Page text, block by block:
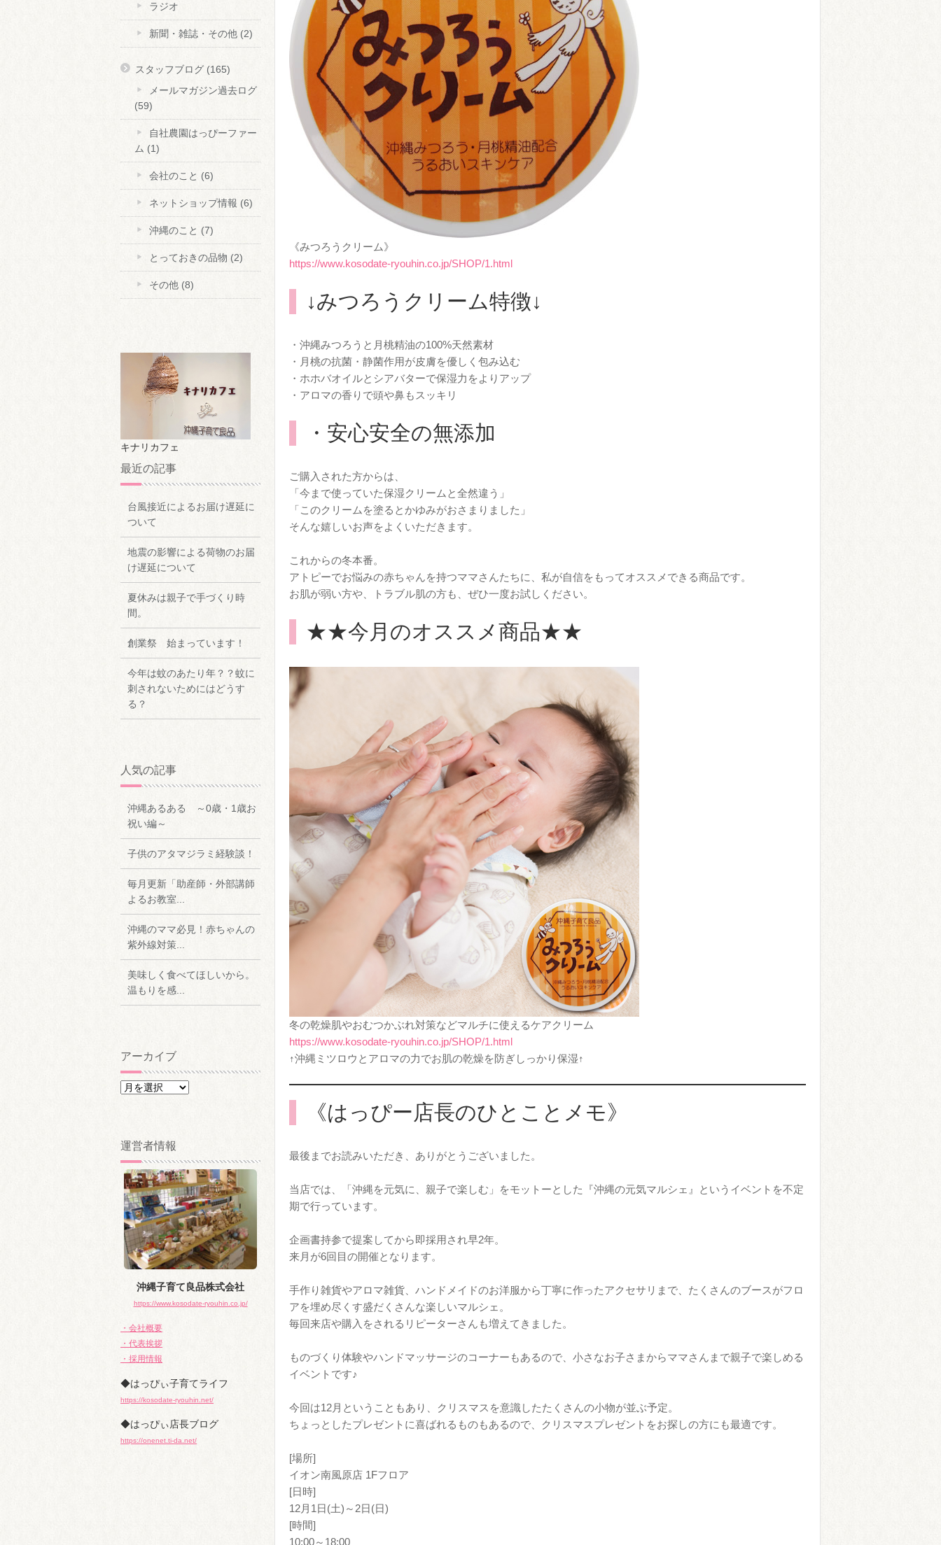
《みつろうクリーム》
https://www.kosodate-ryouhin.co.jp/SHOP/1.html
↓みつろうクリーム特徴↓
・沖縄みつろうと月桃精油の100%天然素材
・月桃の抗菌・静菌作用が皮膚を優しく包み込む
・ホホバオイルとシアバターで保湿力をよりアップ
・アロマの香りで頭や鼻もスッキリ
・安心安全の無添加
ご購入された方からは、
「今まで使っていた保湿クリームと全然違う」
「このクリームを塗るとかゆみがおさまりました」
そんな嬉しいお声をよくいただきます。
これからの冬本番。
アトピーでお悩みの赤ちゃんを持つママさんたちに、私が自信をもってオススメできる商品です。
お肌が弱い方や、トラブル肌の方も、ぜひ一度お試しください。
★★今月のオススメ商品★★
冬の乾燥肌やおむつかぶれ対策などマルチに使えるケアクリーム
https://www.kosodate-ryouhin.co.jp/SHOP/1.html
↑沖縄ミツロウとアロマの力でお肌の乾燥を防ぎしっかり保湿↑
《はっぴー店長のひとことメモ》
最後までお読みいただき、ありがとうございました。
当店では、「沖縄を元気に、親子で楽しむ」をモットーとした『沖縄の元気マルシェ』というイベントを不定
期で行っています。
企画書持参で提案してから即採用され早2年。
来月が6回目の開催となります。
手作り雑貨やアロマ雑貨、ハンドメイドのお洋服から丁寧に作ったアクセサリまで、たくさんのブースがフロ
アを埋め尽くす盛だくさんな楽しいマルシェ。
毎回来店や購入をされるリピーターさんも増えてきました。
ものづくり体験やハンドマッサージのコーナーもあるので、小さなお子さまからママさんまで親子で楽しめる
イベントです♪
今回は12月ということもあり、クリスマスを意識したたくさんの小物が並ぶ予定。
ちょっとしたプレゼントに喜ばれるものもあるので、クリスマスプレゼントをお探しの方にも最適です。
[場所]
イオン南風原店 1Fフロア
[日時]
12月1日(土)～2日(日)
[時間]
10:00～18:00
ラジオ
新聞・雑誌・その他 (2)
スタッフブログ (165)
メールマガジン過去ログ
(59)
自社農園はっぴーファー
ム (1)
会社のこと (6)
ネットショップ情報 (6)
沖縄のこと (7)
とっておきの品物 (2)
その他 (8)
キナリカフェ
最近の記事
台風接近によるお届け遅延に
ついて
地震の影響による荷物のお届
け遅延について
夏休みは親子で手づくり時
間。
創業祭 始まっています！
今年は蚊のあたり年？？蚊に
刺されないためにはどうす
る？
人気の記事
沖縄あるある ～0歳・1歳お
祝い編～
子供のアタマジラミ経験談！
毎月更新「助産師・外部講師
よるお教室...
沖縄のママ必見！赤ちゃんの
紫外線対策...
美味しく食べてほしいから。
温もりを感...
アーカイブ
ア
ブ
運営者情報
沖縄子育て良品株式会社
https://www.kosodate-ryouhin.co.jp/
・会社概要
・代表挨拶
・採用情報
◆はっぴぃ子育てライフ
https://kosodate-ryouhin.net/
◆はっぴぃ店長ブログ
https://onenet.ti-da.net/